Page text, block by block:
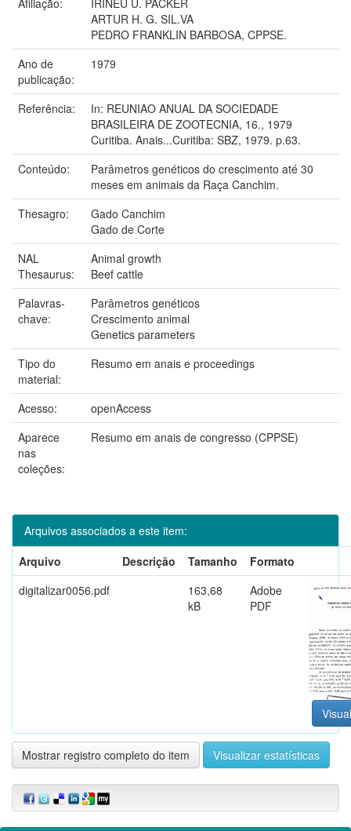
ARTUR H. G. SIL.VA
PEDRO FRANKLIN BARBOSA, CPPSE.
Ano de
publicação:
1979
Referência:
In: REUNIAO ANUAL DA SOCIEDADE
BRASILEIRA DE ZOOTECNIA, 16., 1979
Curitiba. Anais...Curitiba: SBZ, 1979. p.63.
Conteúdo:
Parâmetros genéticos do crescimento até 30
meses em animais da Raça Canchim.
Thesagro:
Gado Canchim
Gado de Corte
NAL
Thesaurus:
Animal growth
Beef cattle
Palavras-
chave:
Parâmetros genéticos
Crescimento animal
Genetics parameters
Tipo do
material:
Resumo em anais e proceedings
Acesso:
openAccess
Aparece
nas
coleções:
Resumo em anais de congresso (CPPSE)
Arquivos associados a este item:
Arquivo
Descrição Tamanho
Formato
digitalizar0056.pdf
163,68
kB
Adobe
PDF
Mostrar registro completo do item Visualizar estatísticas